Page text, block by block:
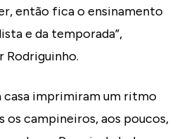
então fica o ensinamento
e da temporada”,
Rodriguinho.
casa imprimiram um ritmo
campineiros, aos poucos,